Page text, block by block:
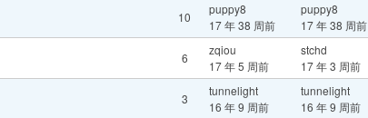
10
puppy8
17 年 38 周前
puppy8
17 年 38 周前
6
zqiou
17 年 5 周前
stchd
17 年 3 周前
3
tunnelight
16 年 9 周前
tunnelight
16 年 9 周前